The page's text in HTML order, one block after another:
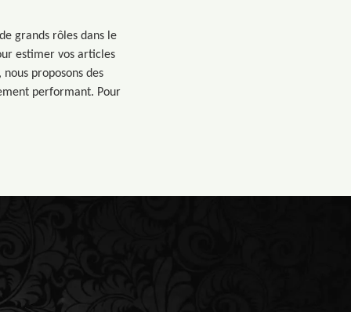
grands rôles dans le
estimer vos articles
proposons des
performant. Pour